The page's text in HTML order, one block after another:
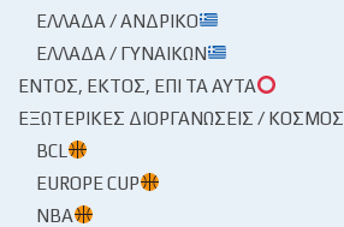
ΕΛΛΆΔΑ / ΑΝΔΡΙΚΌ
ΕΛΛΆΔΑ / ΓΥΝΑΙΚΏΝ
ΕΝΤΌΣ, ΕΚΤΌΣ, ΕΠΊ ΤΑ ΑΥΤΆ
ΕΞΩΤΕΡΙΚΈΣ ΔΙΟΡΓΑΝΏΣΕΙΣ / ΚΌΣΜΟΣ
BCL
EUROPE CUP
NBA